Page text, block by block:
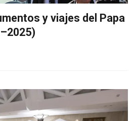
y viajes del Papa